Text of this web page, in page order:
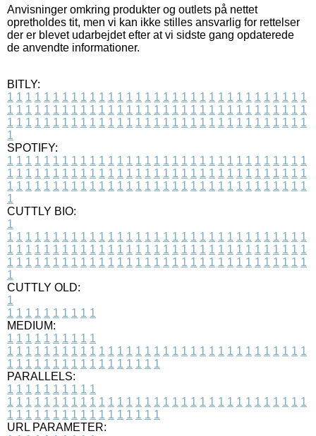
Anvisninger omkring produkter og outlets på nettet
opretholdes tit, men vi kan ikke stilles ansvarlig for rettelser
der er blevet udarbejdet efter at vi sidste gang opdaterede
de anvendte informationer.
BITLY:
1 1 1 1 1 1 1 1 1 1 1 1 1 1 1 1 1 1 1 1 1 1 1 1 1 1 1 1 1 1 1 1 1
1 1 1 1 1 1 1 1 1 1 1 1 1 1 1 1 1 1 1 1 1 1 1 1 1 1 1 1 1 1 1 1 1
1 1 1 1 1 1 1 1 1 1 1 1 1 1 1 1 1 1 1 1 1 1 1 1 1 1 1 1 1 1 1 1 1
1
SPOTIFY:
1 1 1 1 1 1 1 1 1 1 1 1 1 1 1 1 1 1 1 1 1 1 1 1 1 1 1 1 1 1 1 1 1
1 1 1 1 1 1 1 1 1 1 1 1 1 1 1 1 1 1 1 1 1 1 1 1 1 1 1 1 1 1 1 1 1
1 1 1 1 1 1 1 1 1 1 1 1 1 1 1 1 1 1 1 1 1 1 1 1 1 1 1 1 1 1 1 1 1
1
CUTTLY BIO:
1
1 1 1 1 1 1 1 1 1 1 1 1 1 1 1 1 1 1 1 1 1 1 1 1 1 1 1 1 1 1 1 1 1
1 1 1 1 1 1 1 1 1 1 1 1 1 1 1 1 1 1 1 1 1 1 1 1 1 1 1 1 1 1 1 1 1
1 1 1 1 1 1 1 1 1 1 1 1 1 1 1 1 1 1 1 1 1 1 1 1 1 1 1 1 1 1 1 1 1
1
CUTTLY OLD:
1
1 1 1 1 1 1 1 1 1 1
MEDIUM:
1 1 1 1 1 1 1 1 1 1
1 1 1 1 1 1 1 1 1 1 1 1 1 1 1 1 1 1 1 1 1 1 1 1 1 1 1 1 1 1 1 1 1
1 1 1 1 1 1 1 1 1 1 1 1 1 1 1 1 1
PARALLELS:
1 1 1 1 1 1 1 1 1 1
1 1 1 1 1 1 1 1 1 1 1 1 1 1 1 1 1 1 1 1 1 1 1 1 1 1 1 1 1 1 1 1 1
1 1 1 1 1 1 1 1 1 1 1 1 1 1 1 1 1
URL PARAMETER: